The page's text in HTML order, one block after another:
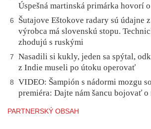
Úspešná martinská primárka hovorí
6
Šutajove Eštokove radary sú údajne
výrobca má slovenskú stopu.
zhodujú s ruskými
7
Nasadili si kukly, jeden sa spýtal,
z Indie museli po útoku operovať
8
VIDEO: Šampión s nádormi mozgu
premiéra: Dajte nám šancu bojovať
PARTNERSKÝ OBSAH